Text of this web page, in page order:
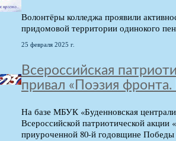
Волонтёры колледжа проявили
придомовой территории одинокого
25 февраля 2025 г.
Всероссийская
привал «Поэзия
На базе МБУК «Буденновская
Всероссийской патриотической
приуроченной 80-й годовщине Победы